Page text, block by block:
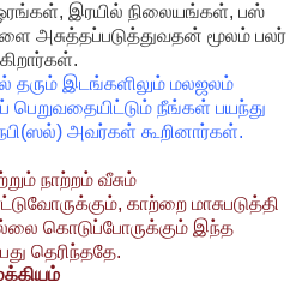
, இரயில் நிலையங்கள், பஸ்
அசுத்தப்படுத்துவதன் மூலம் பலர்
.
தரும் இடங்களிலும் மலஜலம்
பெறுவதையிட்டும் நீங்கள் பயந்து
அவர்கள் கூறினார்கள்.
நாற்றம் வீசும்
, காற்றை மாசுபடுத்தி
கொடுப்போருக்கும் இந்த
தெரிந்ததே.